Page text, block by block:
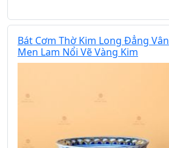
Bát Cơm Thờ Kim Long Đẳng Vân
Men Lam Nổi Vẽ Vàng Kim